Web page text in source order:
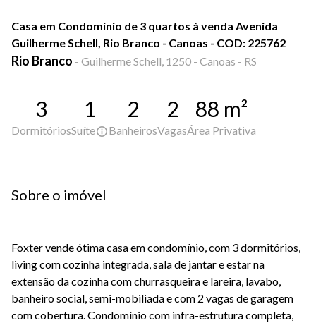
Casa em Condomínio de 3 quartos à venda Avenida
Guilherme Schell, Rio Branco - Canoas - COD: 225762
Rio Branco - Guilherme Schell, 1250 - Canoas - RS
3
Dormitórios
1
Suíte
2
Banheiros
2
Vagas
88 m²
Área Privativa
Sobre o imóvel
Foxter vende ótima casa em condomínio, com 3 dormitórios,
living com cozinha integrada, sala de jantar e estar na
extensão da cozinha com churrasqueira e lareira, lavabo,
banheiro social, semi-mobiliada e com 2 vagas de garagem
com cobertura. Condomínio com infra-estrutura completa,